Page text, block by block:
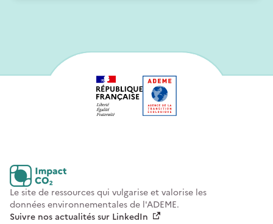
Le site de ressources qui vulgarise et valorise les
données environnementales de l'ADEME.
Suivre nos actualités sur LinkedIn